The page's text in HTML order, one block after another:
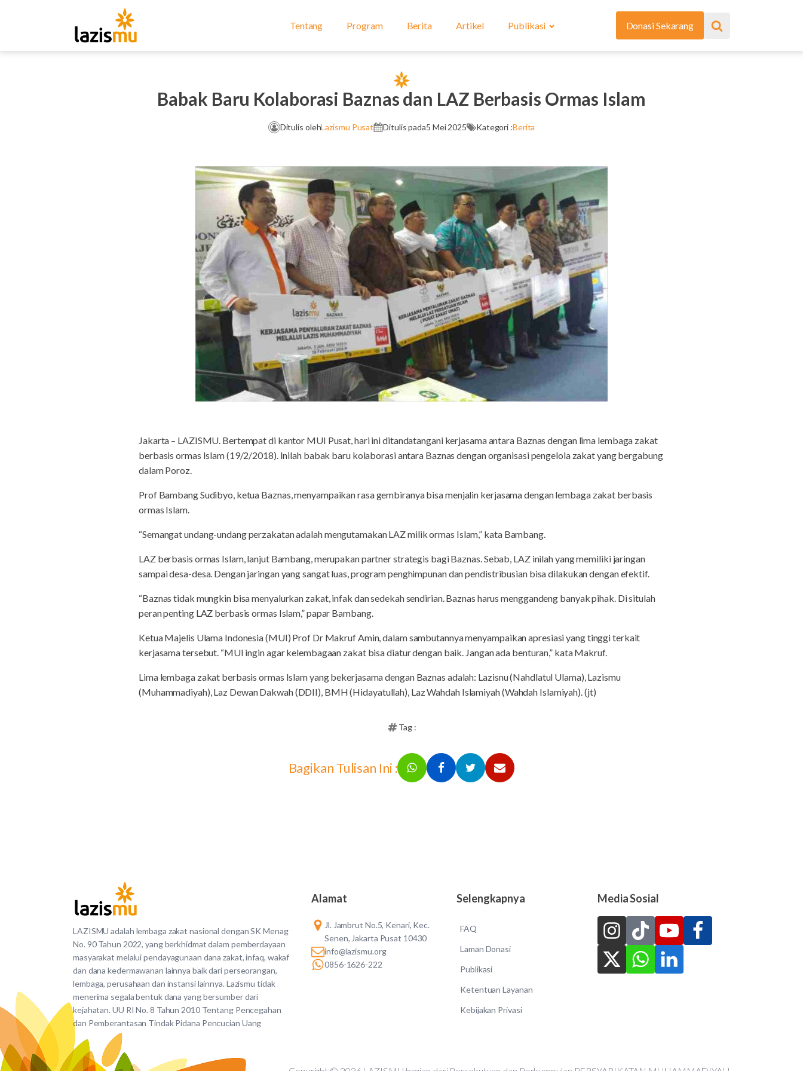
Tentang Program Berita Artikel Publikasi Donasi Sekarang
Babak Baru Kolaborasi Baznas dan LAZ Berbasis Ormas Islam
Ditulis olehLazismu Pusat Ditulis pada5 Mei 2025 Kategori :Berita
Jakarta – LAZISMU. Bertempat di kantor MUI Pusat, hari ini ditandatangani kerjasama antara Baznas dengan lima lembaga zakat
berbasis ormas Islam (19/2/2018). Inilah babak baru kolaborasi antara Baznas dengan organisasi pengelola zakat yang bergabung
dalam Poroz.
Prof Bambang Sudibyo, ketua Baznas, menyampaikan rasa gembiranya bisa menjalin kerjasama dengan lembaga zakat berbasis
ormas Islam.
“Semangat undang-undang perzakatan adalah mengutamakan LAZ milik ormas Islam,” kata Bambang.
LAZ berbasis ormas Islam, lanjut Bambang, merupakan partner strategis bagi Baznas. Sebab, LAZ inilah yang memiliki jaringan
sampai desa-desa. Dengan jaringan yang sangat luas, program penghimpunan dan pendistribusian bisa dilakukan dengan efektif.
“Baznas tidak mungkin bisa menyalurkan zakat, infak dan sedekah sendirian. Baznas harus menggandeng banyak pihak. Di situlah
peran penting LAZ berbasis ormas Islam,” papar Bambang.
Ketua Majelis Ulama Indonesia (MUI) Prof Dr Makruf Amin, dalam sambutannya menyampaikan apresiasi yang tinggi terkait
kerjasama tersebut. “MUI ingin agar kelembagaan zakat bisa diatur dengan baik. Jangan ada benturan,” kata Makruf.
Lima lembaga zakat berbasis ormas Islam yang bekerjasama dengan Baznas adalah: Lazisnu (Nahdlatul Ulama), Lazismu
(Muhammadiyah), Laz Dewan Dakwah (DDII), BMH (Hidayatullah), Laz Wahdah Islamiyah (Wahdah Islamiyah). (jt)
Tag :
Bagikan Tulisan Ini :
LAZISMU adalah lembaga zakat nasional dengan SK Menag
No. 90 Tahun 2022, yang berkhidmat dalam pemberdayaan
masyarakat melalui pendayagunaan dana zakat, infaq, wakaf
dan dana kedermawanan lainnya baik dari perseorangan,
lembaga, perusahaan dan instansi lainnya. Lazismu tidak
menerima segala bentuk dana yang bersumber dari
kejahatan. UU RI No. 8 Tahun 2010 Tentang Pencegahan
dan Pemberantasan Tindak Pidana Pencucian Uang
Alamat
Jl. Jambrut No.5, Kenari, Kec.
Senen, Jakarta Pusat 10430
info@lazismu.org
0856-1626-222
Selengkapnya
FAQ
Laman Donasi
Publikasi
Ketentuan Layanan
Kebijakan Privasi
Media Sosial